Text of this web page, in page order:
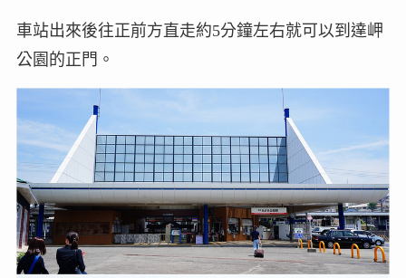
車站出來後往正前方直走約5分鐘左右就可以到達岬
公園的正門。